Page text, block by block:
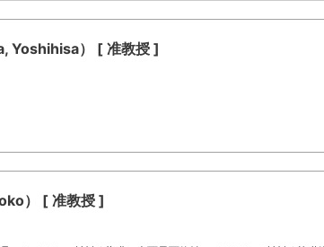
Yoshihisa） [ 准教授 ]
） [ 准教授 ]